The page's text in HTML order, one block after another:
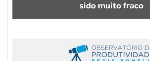
sido muito fraco